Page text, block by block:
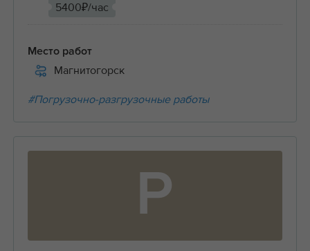
5400₽/час
Место работ
Магнитогорск
#Погрузочно-разгрузочные работы
Р